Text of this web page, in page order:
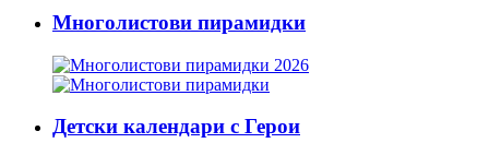
Многолистови пирамидки
Детски календари с Герои